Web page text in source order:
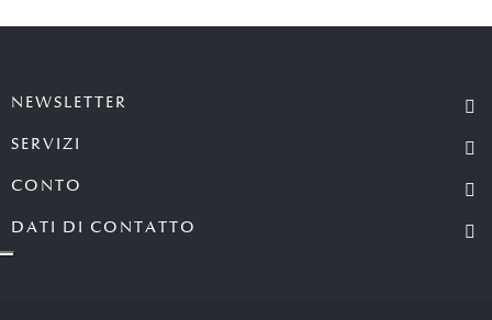
NEWSLETTER
SERVIZI
CONTO
DATI DI CONTATTO